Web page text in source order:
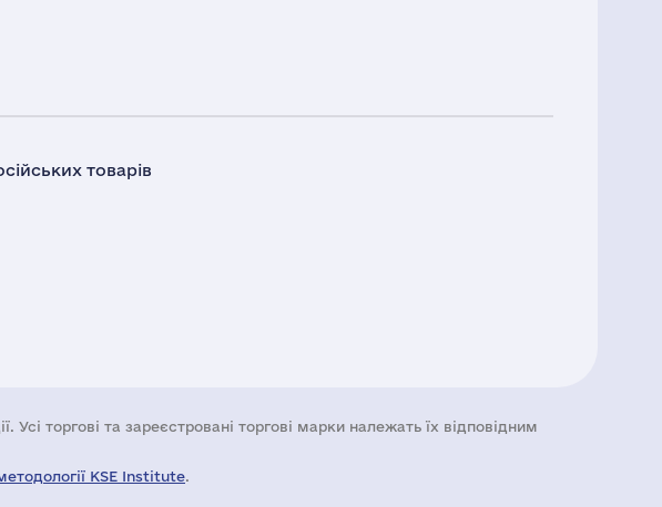
товарів
торгові та зареєстровані торгові марки належать їх відповідним
KSE Institute.